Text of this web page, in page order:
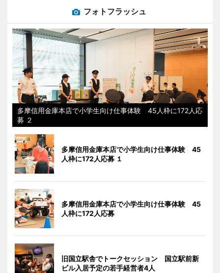
フォトフラッシュ
多摩信用金庫本店で小学生向け仕事体験 45人枠に172人応
募 ２
多摩信用金庫本店で小学生向け仕事体験 45
人枠に172人応募 １
多摩信用金庫本店で小学生向け仕事体験 45
人枠に172人応募
旧国立駅舎でトークセッション 国立駅前新
ビル入居予定の若手経営者4人